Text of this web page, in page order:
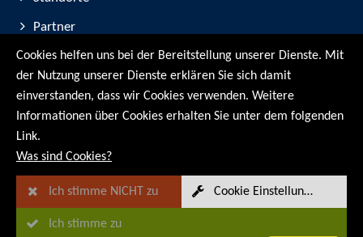
Partner
Geräte-Registrierung
Messe-Teilnahmen
Cookies helfen uns bei der Bereitstellung unserer Dienste. Mit
der Nutzung unserer Dienste erklären Sie sich damit
einverstanden, dass wir Cookies verwenden. Weitere
Informationen über Cookies erhalten Sie unter dem folgenden
Link.
Was sind Cookies?
Ich stimme NICHT zu Cookie Einstellungen
Ich stimme zu